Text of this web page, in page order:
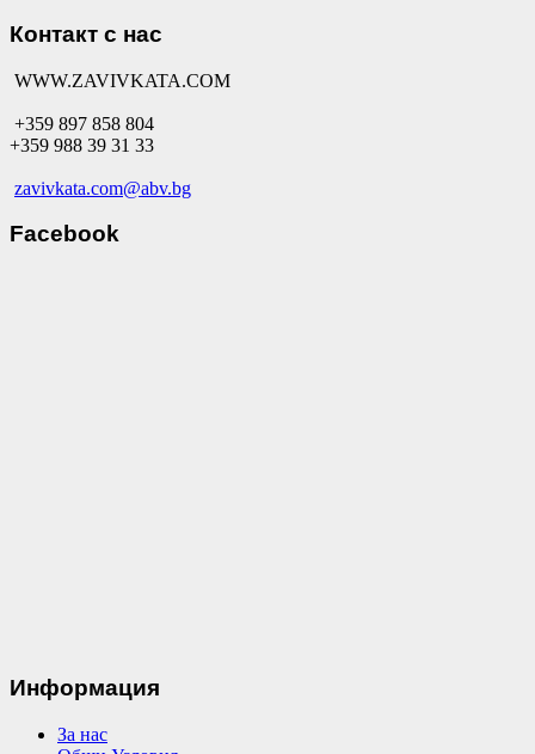
Контакт с нас
WWW.ZAVIVKATA.COM
+359 897 858 804
+359 988 39 31 33
zavivkata.com@abv.bg
Facebook
Информация
За нас